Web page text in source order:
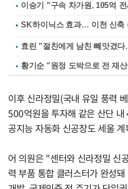
이승기 "구속 차가원, 105억
효린 "절친에게 남친 빼앗겼
황기순 "원정 도박으로 전 재
이후 신라정밀(국내 유일 풍력
500억원을 투자해 같은 산단
공지능 자동화 신공장도 세울 계
어 의원은 "센터와 신라정밀 신
력 부품 통합 클러스터가 완성